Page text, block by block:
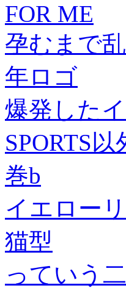
FOR ME
孕むまで
年ロゴ
爆発した
SPORTS以
巻b
イエロー
猫型
っていう